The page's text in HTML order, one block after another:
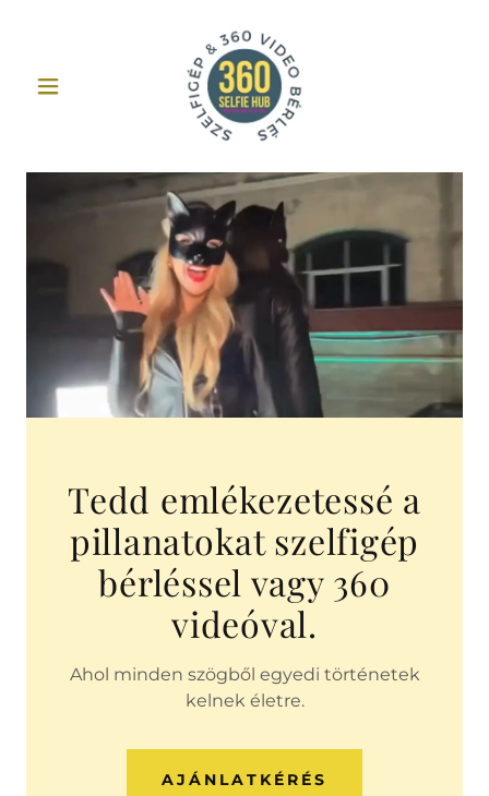
Tedd emlékezetessé a
pillanatokat szelfigép
bérléssel vagy 360
videóval.
Ahol minden szögből egyedi történetek
kelnek életre.
AJÁNLATKÉRÉS